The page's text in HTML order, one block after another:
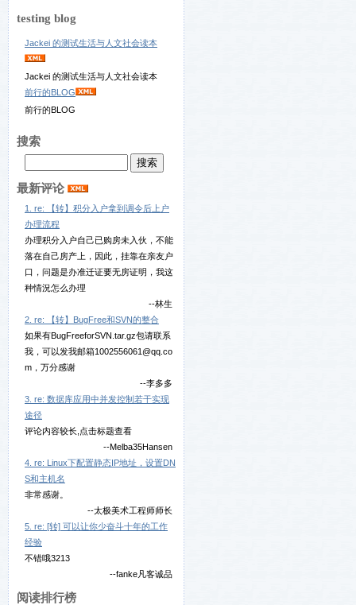
testing blog
Jackei 的测试生活与人文社会读本
Jackei 的测试生活与人文社会读本
前行的BLOG
前行的BLOG
搜索
最新评论
1. re: 【转】积分入户拿到调令后上户
办理流程
办理积分入户自己已购房未入伙，不能
落在自己房产上，因此，挂靠在亲友户
口，问题是办准迁证要无房证明，我这
种情況怎么办理
--林生
2. re: 【转】BugFree和SVN的整合
如果有BugFreeforSVN.tar.gz包请联系
我，可以发我邮箱1002556061@qq.co
m，万分感谢
--李多多
3. re: 数据库应用中并发控制若干实现
途径
评论内容较长,点击标题查看
--Melba35Hansen
4. re: Linux下配置静态IP地址，设置DN
S和主机名
非常感谢。
--太极美术工程师师长
5. re: [转] 可以让你少奋斗十年的工作
经验
不错哦3213
--fanke凡客诚品
阅读排行榜